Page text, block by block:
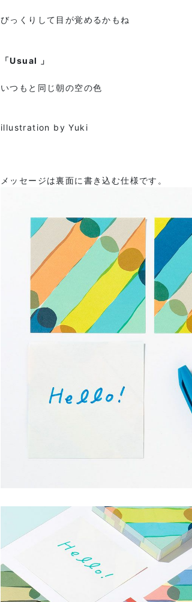
びっくりして目が覚めるかもね
「Usual 」
いつもと同じ朝の空の色
illustration by Yuki
メッセージは裏面に書き込む仕様です。